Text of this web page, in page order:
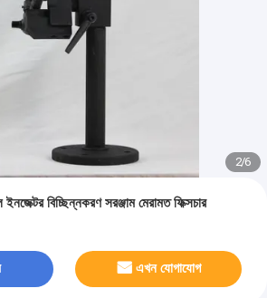
2/6
বিচ্ছিন্নকরণ সরঞ্জাম মেরামত ফিক্সচার
এখন যোগাযোগ